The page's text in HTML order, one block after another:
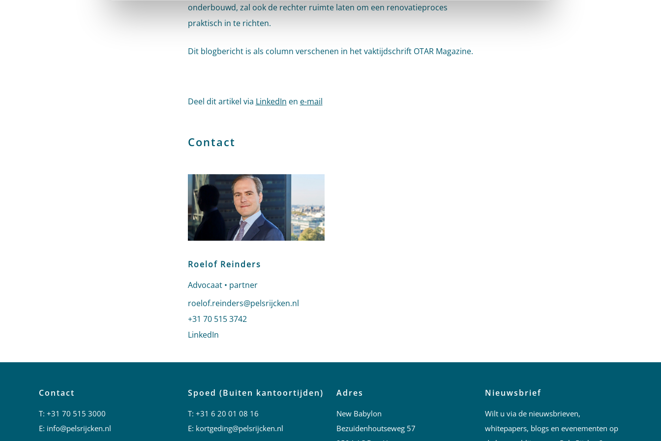
onderbouwd, zal ook de rechter ruimte laten om een renovatieproces
praktisch in te richten.
Dit blogbericht is als column verschenen in het vaktijdschrift OTAR Magazine.
Deel dit artikel via LinkedIn en e-mail
Contact
Roelof Reinders
Advocaat • partner
Stuur een e-mail naar Roelof Reinders
roelof.reinders@pelsrijcken.nl
Bel naar Roelof Reinders
+31 70 515 3742
LinkedIn
Contact
T:+31 70 515 3000
E: info@pelsrijcken.nl
Spoed (Buiten kantoortijden)
T: +31 6 20 01 08 16
E: kortgeding@pelsrijcken.nl
Adres
New Babylon
Bezuidenhoutseweg 57
Nieuwsbrief
Wilt u via de nieuwsbrieven,
whitepapers, blogs en evenementen op